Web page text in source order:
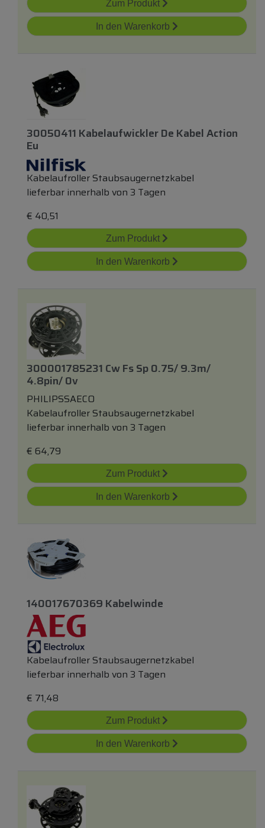
Zum Produkt
In den Warenkorb
30050411 Kabelaufwickler De Kabel Action
Eu
Kabelaufroller Staubsaugernetzkabel
lieferbar innerhalb von 3 Tagen
€ 40,51
Zum Produkt
In den Warenkorb
300001785231 Cw Fs Sp 0.75/ 9.3m/
4.8pin/ 0v
PHILIPSSAECO
Kabelaufroller Staubsaugernetzkabel
lieferbar innerhalb von 3 Tagen
€ 64,79
Zum Produkt
In den Warenkorb
140017670369 Kabelwinde
Kabelaufroller Staubsaugernetzkabel
lieferbar innerhalb von 3 Tagen
€ 71,48
Zum Produkt
In den Warenkorb